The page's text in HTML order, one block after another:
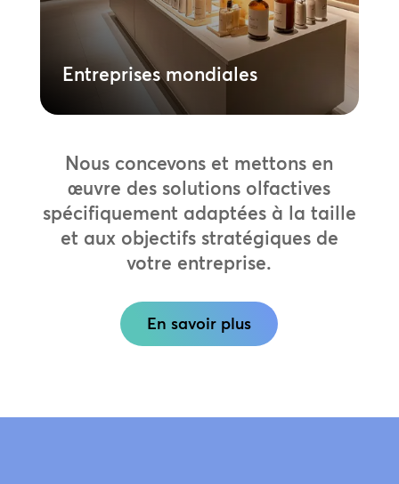
Entreprises mondiales
En savoir plus
Nous concevons et mettons en
œuvre des solutions olfactives
spécifiquement adaptées à la taille
et aux objectifs stratégiques de
votre entreprise.
En savoir plus